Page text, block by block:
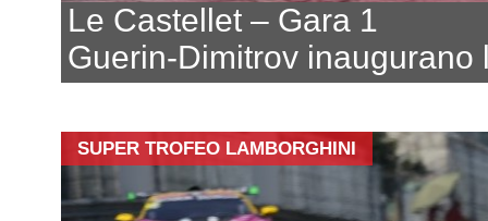
Le Castellet – Gara 1
Guerin-Dimitrov inaugurano
SUPER TROFEO LAMBORGHINI